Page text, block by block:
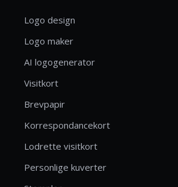
Logo design
Logo maker
AI logogenerator
Visitkort
Brevpapir
Korrespondancekort
Lodrette visitkort
Personlige kuverter